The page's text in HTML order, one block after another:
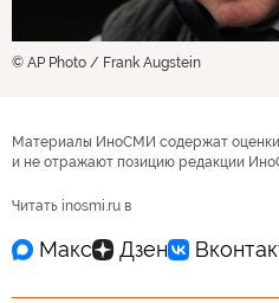
© AP Photo / Frank Augstein
Материалы ИноСМИ содержат
и не отражают позицию редакции
Читать inosmi.ru в